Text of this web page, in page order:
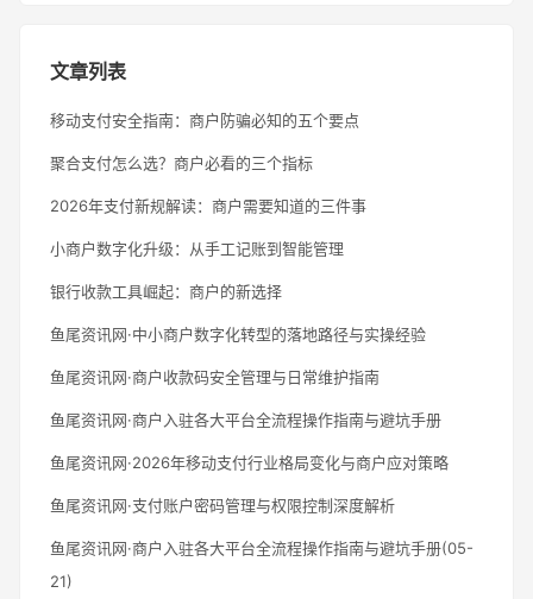
文章列表
移动支付安全指南：商户防骗必知的五个要点
聚合支付怎么选？商户必看的三个指标
2026年支付新规解读：商户需要知道的三件事
小商户数字化升级：从手工记账到智能管理
银行收款工具崛起：商户的新选择
鱼尾资讯网·中小商户数字化转型的落地路径与实操经验
鱼尾资讯网·商户收款码安全管理与日常维护指南
鱼尾资讯网·商户入驻各大平台全流程操作指南与避坑手册
鱼尾资讯网·2026年移动支付行业格局变化与商户应对策略
鱼尾资讯网·支付账户密码管理与权限控制深度解析
鱼尾资讯网·商户入驻各大平台全流程操作指南与避坑手册(05-
21)